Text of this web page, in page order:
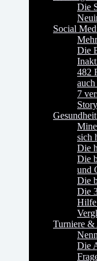
Die
Social
Die
482
7
Story
sich
Die
Die
und
Die
Die
Hilfe
Turniere &
Die